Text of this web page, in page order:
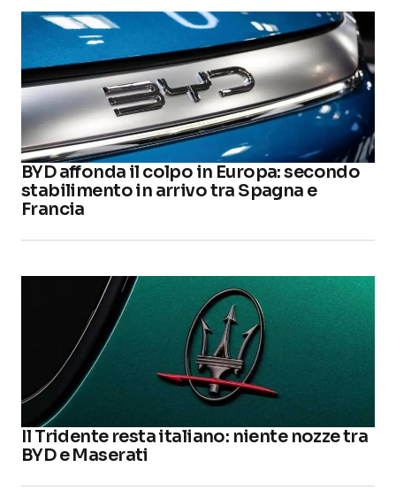
BYD affonda il colpo in Europa: secondo
stabilimento in arrivo tra Spagna e
Francia
Il Tridente resta italiano: niente nozze tra
BYD e Maserati